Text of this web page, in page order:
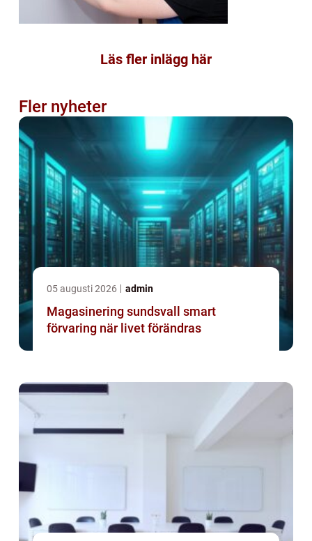
Läs fler inlägg här
Fler nyheter
05 augusti 2026 admin
Magasinering sundsvall smart
förvaring när livet förändras